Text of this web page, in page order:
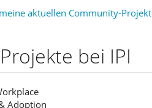
aktuellen Community-
bei IPI
Adoption